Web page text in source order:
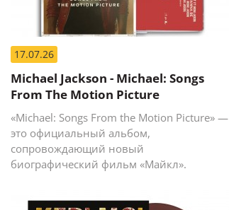
17.07.26
Michael Jackson - Michael: Songs
From The Motion Picture
«Michael: Songs From the Motion Picture» —
это официальный альбом,
сопровождающий новый
биографический фильм «Майкл».